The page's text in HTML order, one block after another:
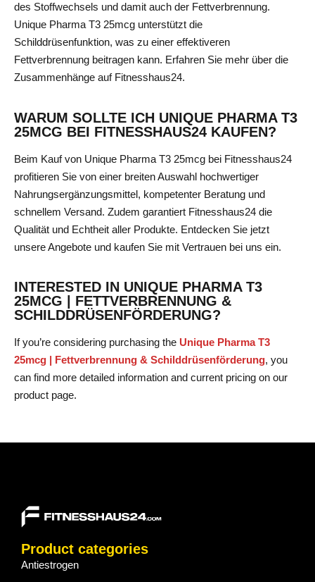
des Stoffwechsels und damit auch der Fettverbrennung.
Unique Pharma T3 25mcg unterstützt die
Schilddrüsenfunktion, was zu einer effektiveren
Fettverbrennung beitragen kann. Erfahren Sie mehr über die
Zusammenhänge auf Fitnesshaus24.
WARUM SOLLTE ICH UNIQUE PHARMA T3
25MCG BEI FITNESSHAUS24 KAUFEN?
Beim Kauf von Unique Pharma T3 25mcg bei Fitnesshaus24
profitieren Sie von einer breiten Auswahl hochwertiger
Nahrungsergänzungsmittel, kompetenter Beratung und
schnellem Versand. Zudem garantiert Fitnesshaus24 die
Qualität und Echtheit aller Produkte. Entdecken Sie jetzt
unsere Angebote und kaufen Sie mit Vertrauen bei uns ein.
INTERESTED IN UNIQUE PHARMA T3
25MCG | FETTVERBRENNUNG &
SCHILDDRÜSENFÖRDERUNG?
If you’re considering purchasing the Unique Pharma T3
25mcg | Fettverbrennung & Schilddrüsenförderung, you
can find more detailed information and current pricing on our
product page.
Product categories
Antiestrogen